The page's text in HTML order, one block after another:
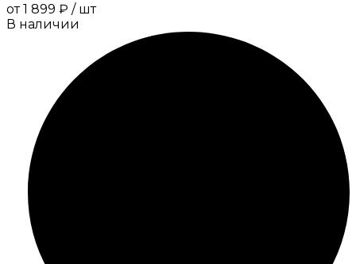
от 1 899 ₽ / шт
В наличии